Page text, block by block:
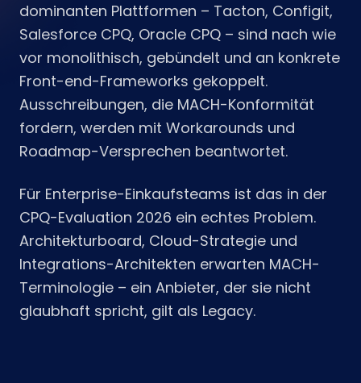
dominanten Plattformen – Tacton, Configit,
Salesforce CPQ, Oracle CPQ – sind nach wie
vor monolithisch, gebündelt und an konkrete
Front-end-Frameworks gekoppelt.
Ausschreibungen, die MACH-Konformität
fordern, werden mit Workarounds und
Roadmap-Versprechen beantwortet.
Für Enterprise-Einkaufsteams ist das in der
CPQ-Evaluation 2026 ein echtes Problem.
Architekturboard, Cloud-Strategie und
Integrations-Architekten erwarten MACH-
Terminologie – ein Anbieter, der sie nicht
glaubhaft spricht, gilt als Legacy.